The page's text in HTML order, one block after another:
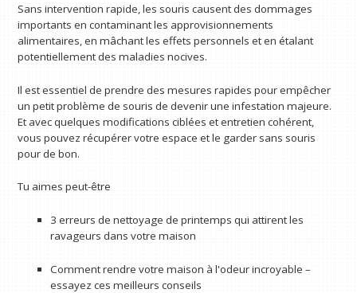
Sans intervention rapide, les souris causent des dommages
importants en contaminant les approvisionnements
alimentaires, en mâchant les effets personnels et en étalant
potentiellement des maladies nocives.
Il est essentiel de prendre des mesures rapides pour empêcher
un petit problème de souris de devenir une infestation majeure.
Et avec quelques modifications ciblées et entretien cohérent,
vous pouvez récupérer votre espace et le garder sans souris
pour de bon.
Tu aimes peut-être
3 erreurs de nettoyage de printemps qui attirent les
ravageurs dans votre maison
Comment rendre votre maison à l'odeur incroyable –
essayez ces meilleurs conseils